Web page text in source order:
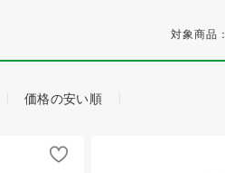
対象商品：
価格の安い順